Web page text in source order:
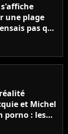
une plage
pas que
et Michel
porno : les
tournage